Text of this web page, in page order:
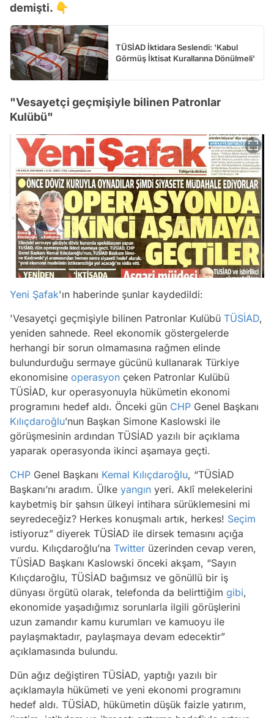
demişti. 👇
TÜSİAD İktidara Seslendi: 'Kabul
Görmüş İktisat Kurallarına Dönülmeli'
"Vesayetçi geçmişiyle bilinen Patronlar
Kulübü"
Yeni Şafak'ın haberinde şunlar kaydedildi:
'Vesayetçi geçmişiyle bilinen Patronlar Kulübü TÜSİAD,
yeniden sahnede. Reel ekonomik göstergelerde
herhangi bir sorun olmamasına rağmen elinde
bulundurduğu sermaye gücünü kullanarak Türkiye
ekonomisine operasyon çeken Patronlar Kulübü
TÜSİAD, kur operasyonuyla hükümetin ekonomi
programını hedef aldı. Önceki gün CHP Genel Başkanı
Kılıçdaroğlu’nun Başkan Simone Kaslowski ile
görüşmesinin ardından TÜSİAD yazılı bir açıklama
yaparak operasyonda ikinci aşamaya geçti.
CHP Genel Başkanı Kemal Kılıçdaroğlu, “TÜSİAD
Başkanı’nı aradım. Ülke yangın yeri. Aklî melekelerini
kaybetmiş bir şahsın ülkeyi intihara sürüklemesini mi
seyredeceğiz? Herkes konuşmalı artık, herkes! Seçim
istiyoruz” diyerek TÜSİAD ile dirsek temasını açığa
vurdu. Kılıçdaroğlu’na Twitter üzerinden cevap veren,
TÜSİAD Başkanı Kaslowski önceki akşam, “Sayın
Kılıçdaroğlu, TÜSİAD bağımsız ve gönüllü bir iş
dünyası örgütü olarak, telefonda da belirttiğim gibi,
ekonomide yaşadığımız sorunlarla ilgili görüşlerini
uzun zamandır kamu kurumları ve kamuoyu ile
paylaşmaktadır, paylaşmaya devam edecektir”
açıklamasında bulundu.
Dün ağız değiştiren TÜSİAD, yaptığı yazılı bir
açıklamayla hükümeti ve yeni ekonomi programını
hedef aldı. TÜSİAD, hükümetin düşük faizle yatırım,